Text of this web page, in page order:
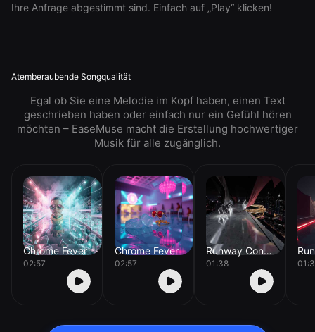
Ihre Anfrage abgestimmt sind. Einfach auf „Play“ klicken!
Atemberaubende Songqualität
Egal ob Sie eine Melodie im Kopf haben, einen Text
geschrieben haben oder einfach nur ein Gefühl hören
möchten – EaseMuse macht die Erstellung hochwertiger
Musik für alle zugänglich.
Chrome Fever
02:57
Chrome Fever
02:57
Runway Concrete
01:38